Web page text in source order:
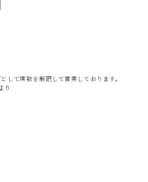
して席数を制限して営業しております。
り